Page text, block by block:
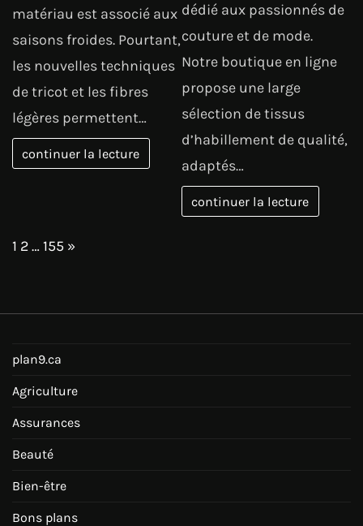
matériau est associé aux
saisons froides. Pourtant,
les nouvelles techniques
de tricot et les fibres
légères permettent…
continuer la lecture
dédié aux passionnés de
couture et de mode.
Notre boutique en ligne
propose une large
sélection de tissus
d’habillement de qualité,
adaptés…
continuer la lecture
Page:
1 2…155 Next
»
plan9.ca
Agriculture
Assurances
Beauté
Bien-être
Bons plans